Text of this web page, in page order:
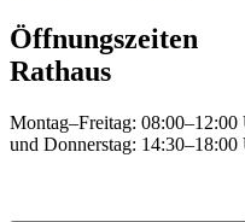
Öffnungszeiten
Rathaus
Montag–Freitag: 08:00–12:00
und Donnerstag: 14:30–18:00